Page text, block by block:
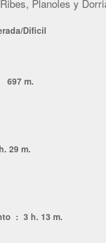
Planoles y
Dificil
: 697 m.
29 m.
: 3 h. 13 m.